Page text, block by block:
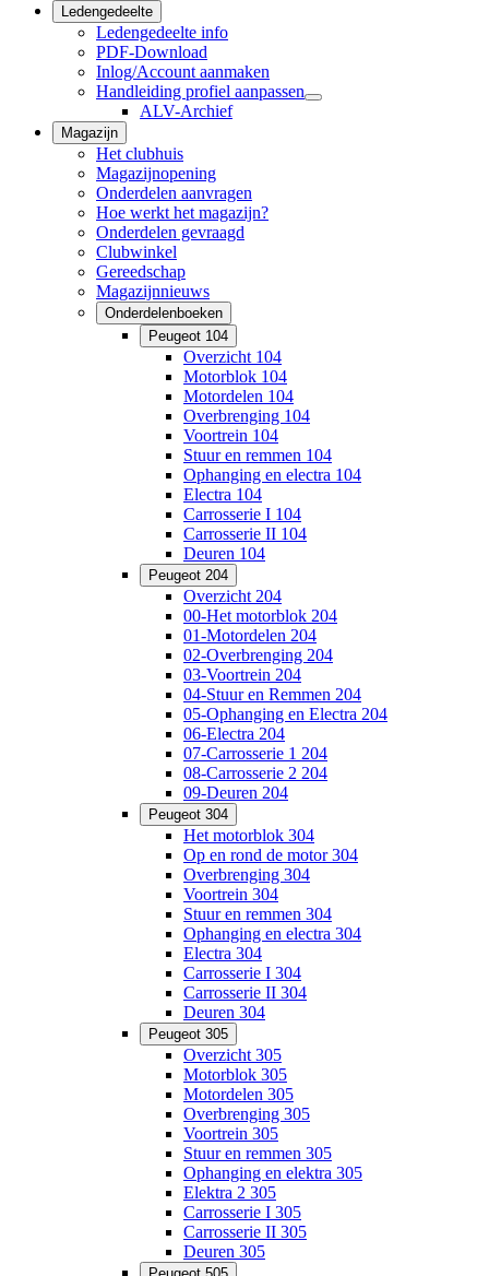
Ledengedeelte
Ledengedeelte info
PDF-Download
Inlog/Account aanmaken
Handleiding profiel aanpassen
ALV-Archief
Magazijn
Het clubhuis
Magazijnopening
Onderdelen aanvragen
Hoe werkt het magazijn?
Onderdelen gevraagd
Clubwinkel
Gereedschap
Magazijnnieuws
Onderdelenboeken
Peugeot 104
Overzicht 104
Motorblok 104
Motordelen 104
Overbrenging 104
Voortrein 104
Stuur en remmen 104
Ophanging en electra 104
Electra 104
Carrosserie I 104
Carrosserie II 104
Deuren 104
Peugeot 204
Overzicht 204
00-Het motorblok 204
01-Motordelen 204
02-Overbrenging 204
03-Voortrein 204
04-Stuur en Remmen 204
05-Ophanging en Electra 204
06-Electra 204
07-Carrosserie 1 204
08-Carrosserie 2 204
09-Deuren 204
Peugeot 304
Het motorblok 304
Op en rond de motor 304
Overbrenging 304
Voortrein 304
Stuur en remmen 304
Ophanging en electra 304
Electra 304
Carrosserie I 304
Carrosserie II 304
Deuren 304
Peugeot 305
Overzicht 305
Motorblok 305
Motordelen 305
Overbrenging 305
Voortrein 305
Stuur en remmen 305
Ophanging en elektra 305
Elektra 2 305
Carrosserie I 305
Carrosserie II 305
Deuren 305